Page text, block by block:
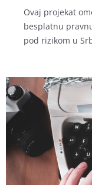
Ovaj projekat
besplatnu
pod rizikom u